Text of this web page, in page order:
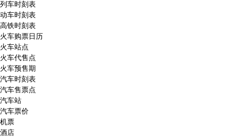
列车时刻表
动车时刻表
高铁时刻表
火车购票日历
火车站点
火车代售点
火车预售期
汽车时刻表
汽车售票点
汽车站
汽车票价
机票
酒店